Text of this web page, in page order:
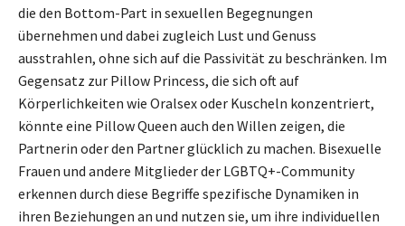
die den Bottom-Part in sexuellen Begegnungen
übernehmen und dabei zugleich Lust und Genuss
ausstrahlen, ohne sich auf die Passivität zu beschränken. Im
Gegensatz zur Pillow Princess, die sich oft auf
Körperlichkeiten wie Oralsex oder Kuscheln konzentriert,
könnte eine Pillow Queen auch den Willen zeigen, die
Partnerin oder den Partner glücklich zu machen. Bisexuelle
Frauen und andere Mitglieder der LGBTQ+-Community
erkennen durch diese Begriffe spezifische Dynamiken in
ihren Beziehungen an und nutzen sie, um ihre individuellen